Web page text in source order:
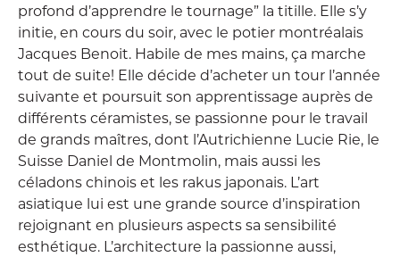
profond d’apprendre le tournage” la titille. Elle s’y
initie, en cours du soir, avec le potier montréalais
Jacques Benoit. Habile de mes mains, ça marche
tout de suite! Elle décide d’acheter un tour l’année
suivante et poursuit son apprentissage auprès de
différents céramistes, se passionne pour le travail
de grands maîtres, dont l’Autrichienne Lucie Rie, le
Suisse Daniel de Montmolin, mais aussi les
céladons chinois et les rakus japonais. L’art
asiatique lui est une grande source d’inspiration
rejoignant en plusieurs aspects sa sensibilité
esthétique. L’architecture la passionne aussi,